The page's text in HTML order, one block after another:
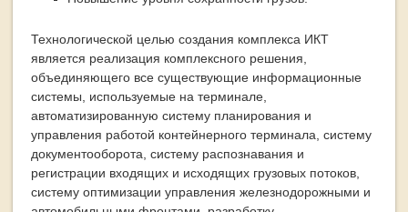
Технологической целью создания комплекса ИКТ
является реализация комплексного решения,
объединяющего все существующие информационные
системы, используемые на терминале,
автоматизированную систему планирования и
управления работой контейнерного терминала, систему
документооборота, систему распознавания и
регистрации входящих и исходящих грузовых потоков,
систему оптимизации управления железнодорожными и